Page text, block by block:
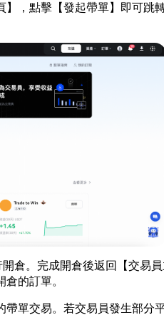
，點擊【發起帶單】即可跳
倉。完成開倉後返回【交易員
的訂單。
單交易。若交易員發生部分